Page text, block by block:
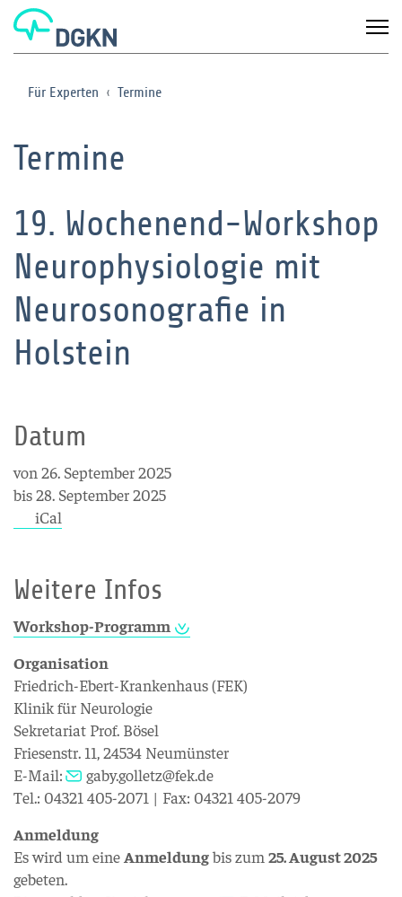
Für Experten Termine
Termine
19. Wochenend-Workshop
Neurophysiologie mit
Neurosonografie in
Holstein
Datum
von 26. September 2025
bis 28. September 2025
iCal
Weitere Infos
Workshop-Programm
Organisation
Friedrich-Ebert-Krankenhaus (FEK)
Klinik für Neurologie
Sekretariat Prof. Bösel
Friesenstr. 11, 24534 Neumünster
E-Mail:
gaby.golletz@fek.de
Tel.: 04321 405-2071 | Fax: 04321 405-2079
Anmeldung
Es wird um eine Anmeldungbis zum 25. August 2025
gebeten.